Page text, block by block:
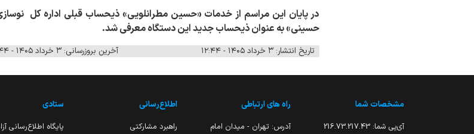
در پایان این مراسم از خدمات «حسین مطرانلویی» ذیحساب قبلی اداره کل
حسینی» به عنوان ذیحساب جدید این دستگاه معرفی شد.
تاریخ انتشار: ۳ خرداد ۱۴۰۵ - ۱۲:۴۴ آخرین بروزرسانی: ۳ خرداد ۱۴۰۵ - ۱۲:۴۴
مشخصات شما
آی‌پی شما: 216.73.217.43
راه های ارتباطی
آدرس: تهران - میدان امام
اطلاع‌رسانی
راهبرد مشارکتی
ستادی
پایگاه اطلاع‌رسانی